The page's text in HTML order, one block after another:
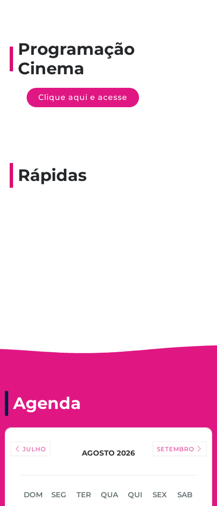
Programação
Cinema
Clique aqui e acesse
Rápidas
Agenda
JULHO AGOSTO 2026 SETEMBRO
DOM SEG TER QUA QUI SEX SAB